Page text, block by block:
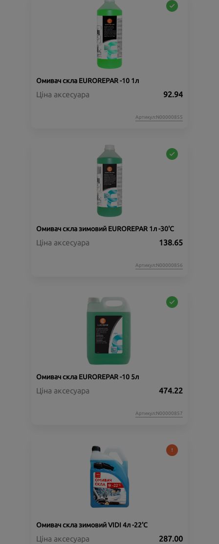
Омивач скла EUROREPAR -10 1л
Ціна аксесуара 92.94
Артикул:N00000855
Омивач скла зимовий EUROREPAR 1л -30'C
Ціна аксесуара 138.65
Артикул:N00000856
Омивач скла EUROREPAR -10 5л
Ціна аксесуара 474.22
Артикул:N00000857
Омивач скла зимовий VIDI 4л -22'C
Ціна аксесуара 287.00